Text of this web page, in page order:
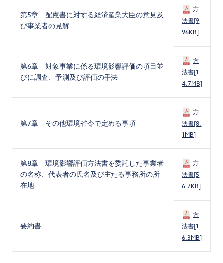
第5章 配慮書に対する経済産業大臣の意見及
び事業者の見解
方
法書[9
96KB]
第6章 対象事業に係る環境影響評価の項目並
びに調査、予測及び評価の手法
方
法書[1
4.7MB]
第7章 その他環境省令で定める事項
方
法書[8.
1MB]
第8章 環境影響評価方法書を委託した事業者
の名称、代表者の氏名及び主たる事務所の所
在地
方
法書[5
6.7KB]
要約書
方
法書[1
6.3MB]